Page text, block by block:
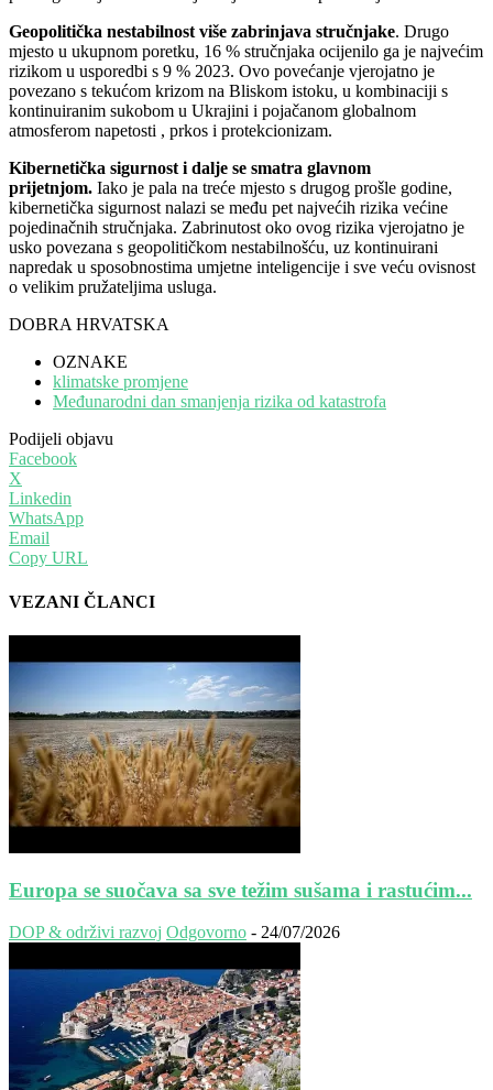
Geopolitička nestabilnost više zabrinjava stručnjake. Drugo
mjesto u ukupnom poretku, 16 % stručnjaka ocijenilo ga je najvećim
rizikom u usporedbi s 9 % 2023. Ovo povećanje vjerojatno je
povezano s tekućom krizom na Bliskom istoku, u kombinaciji s
kontinuiranim sukobom u Ukrajini i pojačanom globalnom
atmosferom napetosti , prkos i protekcionizam.
Kibernetička sigurnost i dalje se smatra glavnom
prijetnjom. Iako je pala na treće mjesto s drugog prošle godine,
kibernetička sigurnost nalazi se među pet najvećih rizika većine
pojedinačnih stručnjaka. Zabrinutost oko ovog rizika vjerojatno je
usko povezana s geopolitičkom nestabilnošću, uz kontinuirani
napredak u sposobnostima umjetne inteligencije i sve veću ovisnost
o velikim pružateljima usluga.
DOBRA HRVATSKA
OZNAKE
klimatske promjene
Međunarodni dan smanjenja rizika od katastrofa
Podijeli objavu
Facebook
X
Linkedin
WhatsApp
Email
Copy URL
VEZANI ČLANCI
Europa se suočava sa sve težim sušama i rastućim...
DOP & održivi razvoj Odgovorno - 24/07/2026